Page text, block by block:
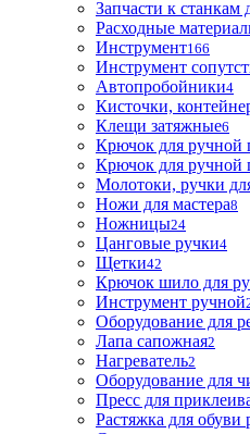
Запчасти к станкам
Расходные
Инструмент166
Инструмент
Автопробойники4
Кисточки,
Клещи затяжные6
Крючок для
Крючок для ручной
Молотоки, ручки
Ножи для мастера8
Ножницы24
Цанговые ручки4
Щетки42
Крючок шило для
Инструмент ручной
Оборудование для
Лапа сапожная2
Нагреватель2
Оборудование для
Пресс для
Растяжка для обуви